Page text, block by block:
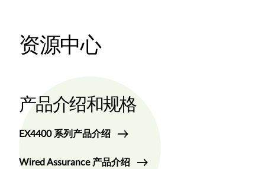
资源中心
产品介绍和规格
EX4400 系列产品介绍
Wired Assurance 产品介绍